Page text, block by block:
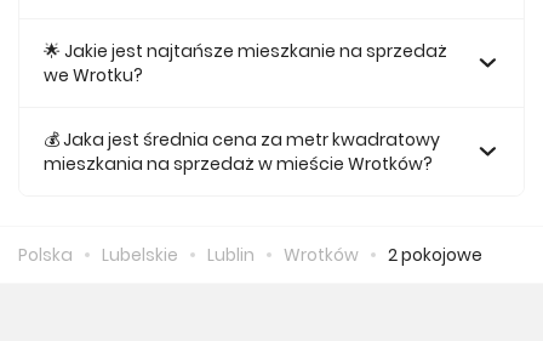
jest 25,46.
🌟 Jakie jest najtańsze mieszkanie na sprzedaż
we Wrotku?
ofercie kosztuje 341 700 zł.
💰 Jaka jest średnia cena za metr kwadratowy
mieszkania na sprzedaż w mieście Wrotków?
Polska Lubelskie Lublin Wrotków 2 pokojowe